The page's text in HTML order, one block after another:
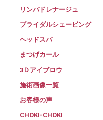
リンパドレナージュ
ブライダルシェービング
ヘッドスパ
まつげカール
3Ｄアイブロウ
施術画像一覧
お客様の声
CHOKI-CHOKI